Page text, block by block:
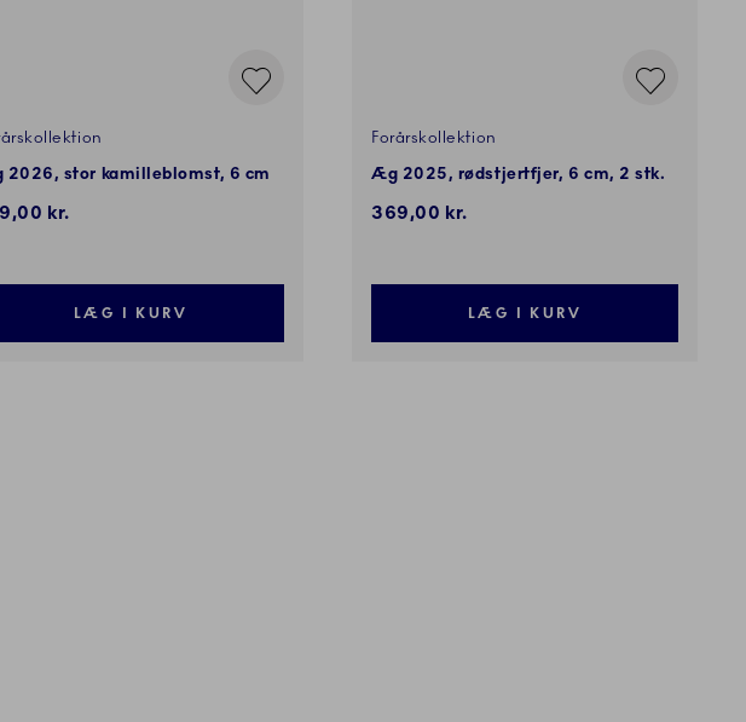
2026, stor kamilleblomst, 6 cm
kr.
LÆG I KURV
Forårskollektion
Æg 2025, rødstjertfjer, 6 cm, 2 stk.
369,00 kr.
LÆG I KURV